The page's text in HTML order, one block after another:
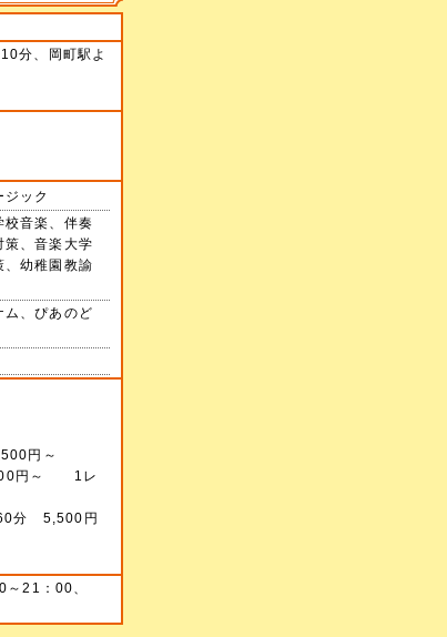
分、岡町駅よ
ック
校音楽、伴奏
策、音楽大学
、幼稚園教諭
ム、ぴあのど
円～
円～ 1レ
分 5,500円
～21：00、